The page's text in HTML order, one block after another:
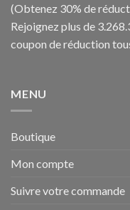
(Obtenez 30% de
Rejoignez plus de
coupon de réduction
MENU
Boutique
Mon compte
Suivre votre commande